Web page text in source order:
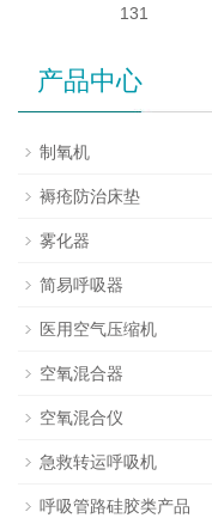
131
产品中心
制氧机
褥疮防治床垫
雾化器
简易呼吸器
医用空气压缩机
空氧混合器
空氧混合仪
急救转运呼吸机
呼吸管路硅胶类产品